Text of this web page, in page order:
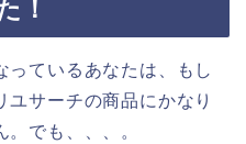
！
っているあなたは、もし
サーチの商品にかなり
でも、、、。